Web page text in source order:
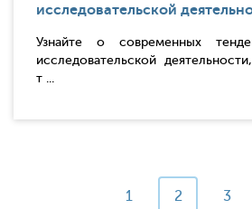
исследовательской
Узнайте о современных
исследовательской
т ...
1 2 3